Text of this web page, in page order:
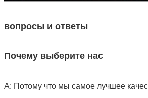
вопросы и ответы
Почему выберите нас
А: Потому что мы самое лучшее